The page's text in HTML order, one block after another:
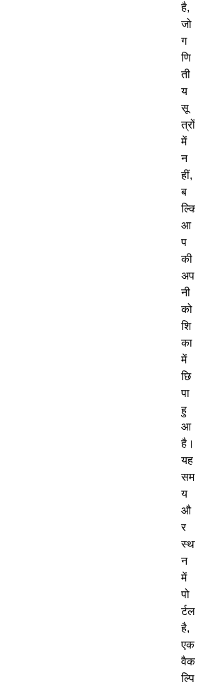
है,
जो
ग
णि
ती
य
सू
त्रों
में
न
हीं,
ब
ल्कि
आ
प
की
अप
नी
को
शि
का
में
छि
पा
हु
आ
है।
यह
सम
य
औ
र
स्था
न
में
पो
र्टल
है,
एक
वैक
ल्पि